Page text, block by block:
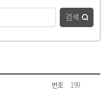
검색
번호
199